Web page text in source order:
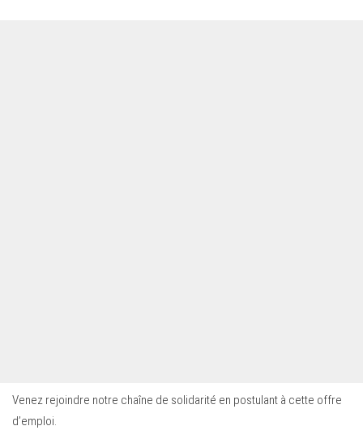
Venez rejoindre notre chaîne de solidarité en postulant à cette offre
d’emploi.